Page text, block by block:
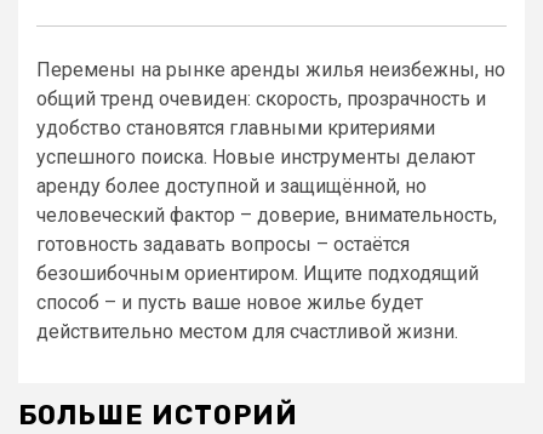
Перемены на рынке аренды жилья неизбежны, но
общий тренд очевиден: скорость, прозрачность и
удобство становятся главными критериями
успешного поиска. Новые инструменты делают
аренду более доступной и защищённой, но
человеческий фактор – доверие, внимательность,
готовность задавать вопросы – остаётся
безошибочным ориентиром. Ищите подходящий
способ – и пусть ваше новое жилье будет
действительно местом для счастливой жизни.
БОЛЬШЕ ИСТОРИЙ